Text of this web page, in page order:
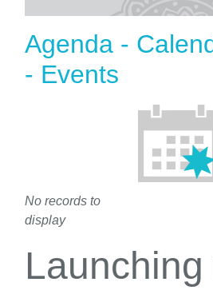
Agenda -
- Events
No records to
display